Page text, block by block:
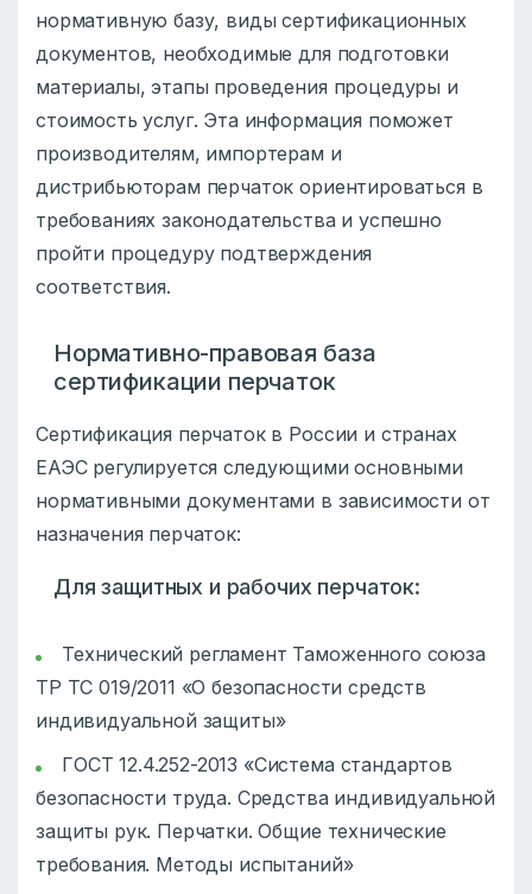
нормативную базу, виды сертификационных
документов, необходимые для подготовки
материалы, этапы проведения процедуры и
стоимость услуг. Эта информация поможет
производителям, импортерам и
дистрибьюторам перчаток ориентироваться в
требованиях законодательства и успешно
пройти процедуру подтверждения
соответствия.
Нормативно-правовая база
сертификации перчаток
Сертификация перчаток в России и странах
ЕАЭС регулируется следующими основными
нормативными документами в зависимости от
назначения перчаток:
Для защитных и рабочих перчаток:
Технический регламент Таможенного союза
ТР ТС 019/2011 «О безопасности средств
индивидуальной защиты»
ГОСТ 12.4.252-2013 «Система стандартов
безопасности труда. Средства индивидуальной
защиты рук. Перчатки. Общие технические
требования. Методы испытаний»